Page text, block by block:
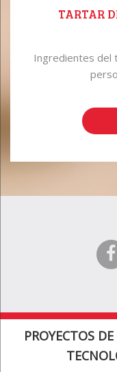
TARTAR
Ingredientes del
PROYECTOS